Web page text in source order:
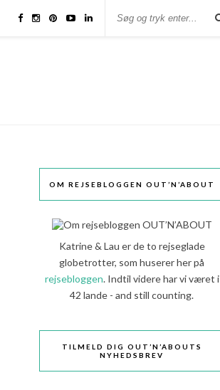
OM REJSEBLOGGEN OUT’N’ABOUT
Katrine & Lau er de to rejseglade
globetrotter, som huserer her på
rejsebloggen. Indtil videre har vi været i
42 lande - and still counting.
TILMELD DIG OUT’N’ABOUTS
NYHEDSBREV